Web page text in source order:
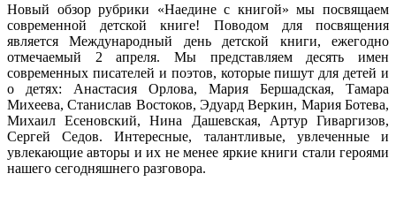
Новый обзор рубрики «Наедине с книгой» мы посвящаем
современной детской книге! Поводом для посвящения
является Международный день детской книги, ежегодно
отмечаемый 2 апреля. Мы представляем десять имен
современных писателей и поэтов, которые пишут для детей и
о детях: Анастасия Орлова, Мария Бершадская, Тамара
Михеева, Станислав Востоков, Эдуард Веркин, Мария Ботева,
Михаил Есеновский, Нина Дашевская, Артур Гиваргизов,
Сергей Седов. Интересные, талантливые, увлеченные и
увлекающие авторы и их не менее яркие книги стали героями
нашего сегодняшнего разговора.